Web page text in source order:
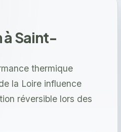
à Saint-
thermique
la Loire influence
réversible lors des